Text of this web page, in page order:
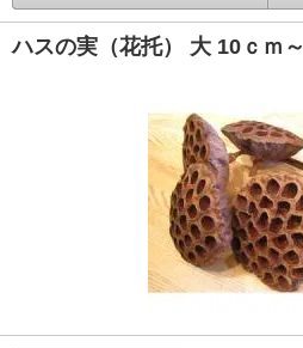
ハスの実（花托） 大 10ｃｍ～